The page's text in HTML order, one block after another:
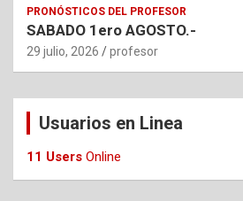
PRONÓSTICOS DEL PROFESOR
SABADO 1ero AGOSTO.-
29 julio, 2026 profesor
Usuarios en Linea
11 Users Online